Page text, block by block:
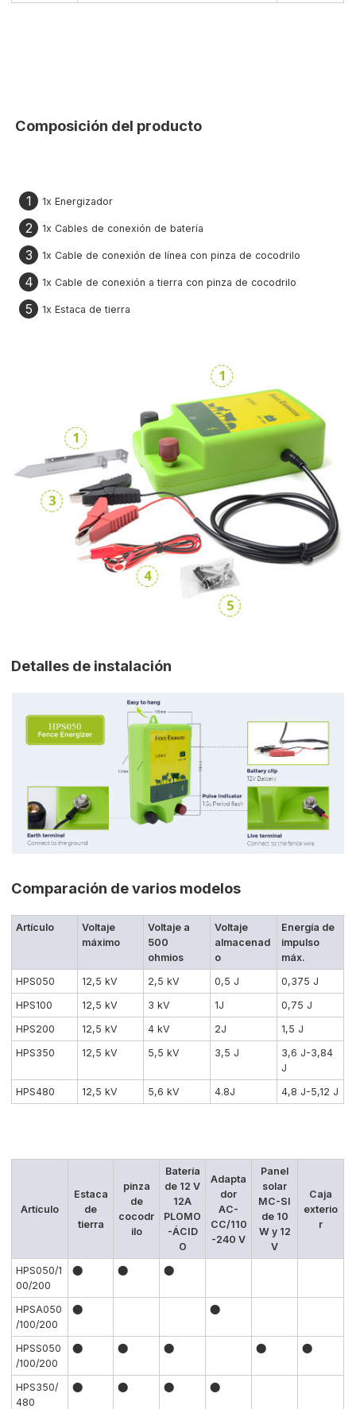
Composición del producto
1 1x Energizador
2 1x Cables de conexión de batería
3 1x Cable de conexión de línea con pinza de cocodrilo
4 1x Cable de conexión a tierra con pinza de cocodrilo
5 1x Estaca de tierra
Detalles de instalación
Comparación de varios modelos
Artículo
Voltaje
máximo
Voltaje a
500
ohmios
Voltaje
almacenad
o
Energía de
impulso
máx.
HPS050
12,5 kV 2,5 kV 0,5 J
0,375 J
HPS100
12,5 kV 3 kV 1J
0,75 J
HPS200
12,5 kV 4 kV 2J
1,5 J
HPS350
12,5 kV 5,5 kV 3,5 J
3,6 J-3,84
J
HPS480
12,5 kV 5,6 kV 4.8J 4,8 J-5,12 J
Artículo
Estaca
de
tierra
pinza
de
cocodr
ilo
Batería
de 12 V
12A
PLOMO
-ÁCID
O
Adapta
dor
AC-
CC/110
-240 V
Panel
solar
MC-SI
de 10
W y 12
V
Caja
exterio
r
HPS050/1
00/200
⬤ ⬤ ⬤
HPSA050
/100/200
⬤ ⬤
HPSS050
/100/200
⬤ ⬤ ⬤ ⬤ ⬤
HPS350/
480
⬤ ⬤ ⬤ ⬤